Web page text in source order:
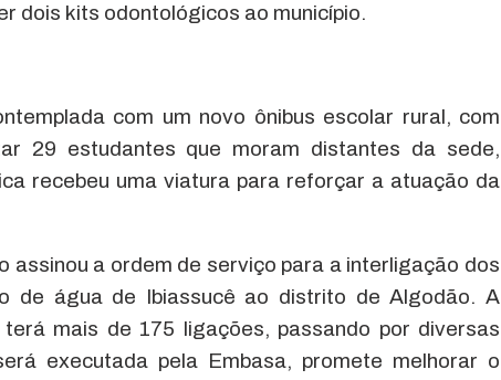
dois kits odontológicos ao município.
com um novo ônibus escolar rural, com
29 estudantes que moram distantes da sede,
recebeu uma viatura para reforçar a atuação da
assinou a ordem de serviço para a interligação dos
de água de Ibiassucê ao distrito de Algodão. A
mais de 175 ligações, passando por diversas
executada pela Embasa, promete melhorar o